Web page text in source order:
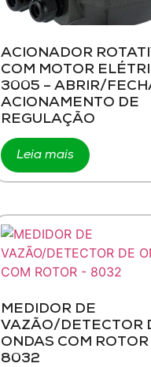
ACIONADOR
COM MOTOR
3005 – ABRIR/
ACIONAMENTO DE
REGULAÇÃO
Leia mais
MEDIDOR DE
VAZÃO/DETECTOR
ONDAS COM ROTOR
8032